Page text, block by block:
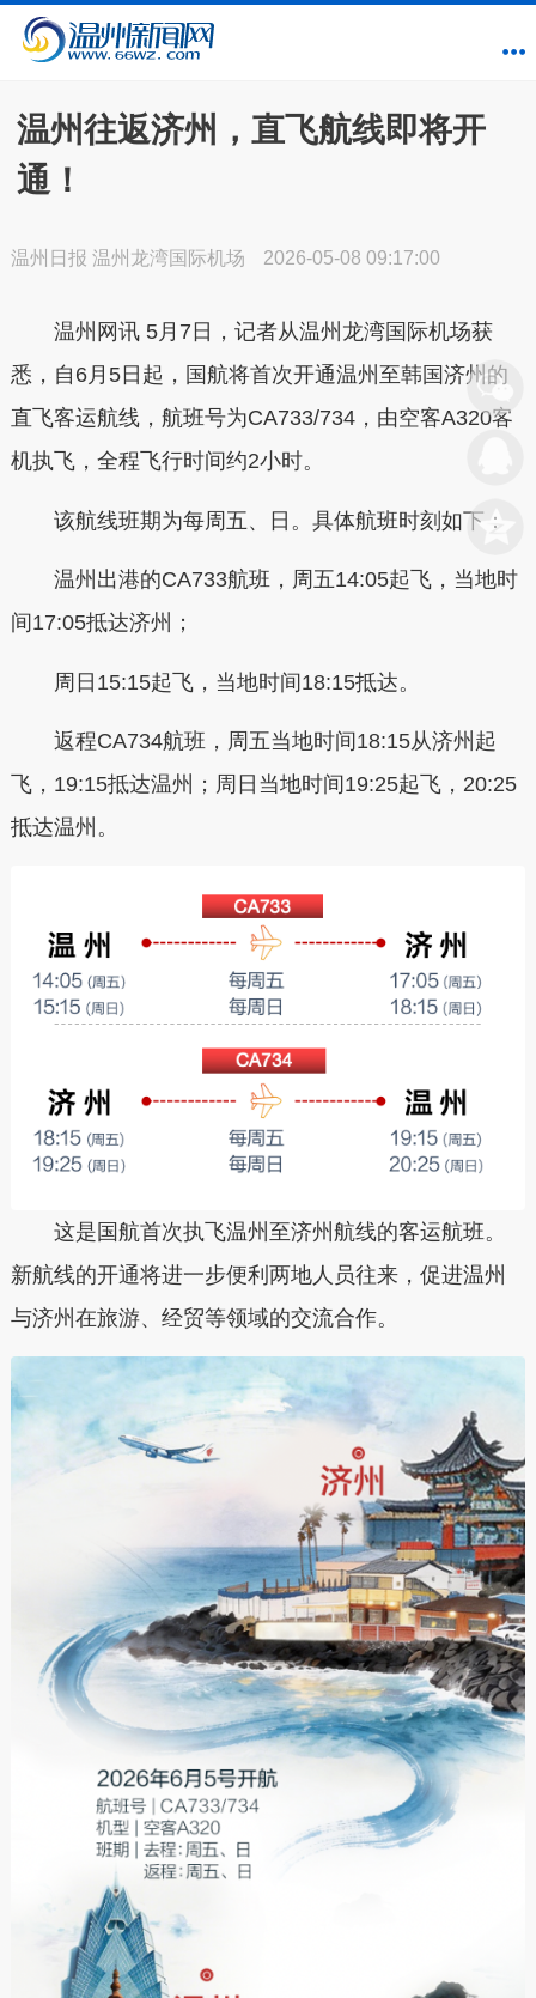
温州往返济州，直飞航线即将开
通！
温州日报 温州龙湾国际机场 2026-05-08 09:17:00
温州网讯 5月7日，记者从温州龙湾国际机场获
悉，自6月5日起，国航将首次开通温州至韩国济州的
直飞客运航线，航班号为CA733/734，由空客A320客
机执飞，全程飞行时间约2小时。
该航线班期为每周五、日。具体航班时刻如下：
温州出港的CA733航班，周五14:05起飞，当地时
间17:05抵达济州；
周日15:15起飞，当地时间18:15抵达。
返程CA734航班，周五当地时间18:15从济州起
飞，19:15抵达温州；周日当地时间19:25起飞，20:25
抵达温州。
这是国航首次执飞温州至济州航线的客运航班。
新航线的开通将进一步便利两地人员往来，促进温州
与济州在旅游、经贸等领域的交流合作。